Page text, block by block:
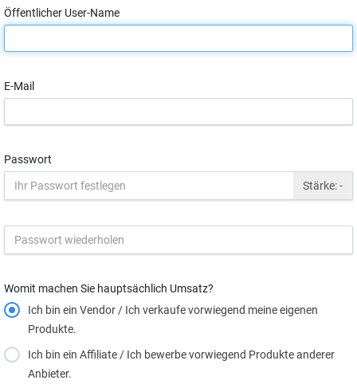
Öffentlicher User-Name
E-Mail
Passwort
Stärke:-
Womit machen Sie hauptsächlich Umsatz?
Ich bin ein Vendor / Ich verkaufe vorwiegend meine eigenen
Produkte.
Ich bin ein Affiliate / Ich bewerbe vorwiegend Produkte anderer
Anbieter.